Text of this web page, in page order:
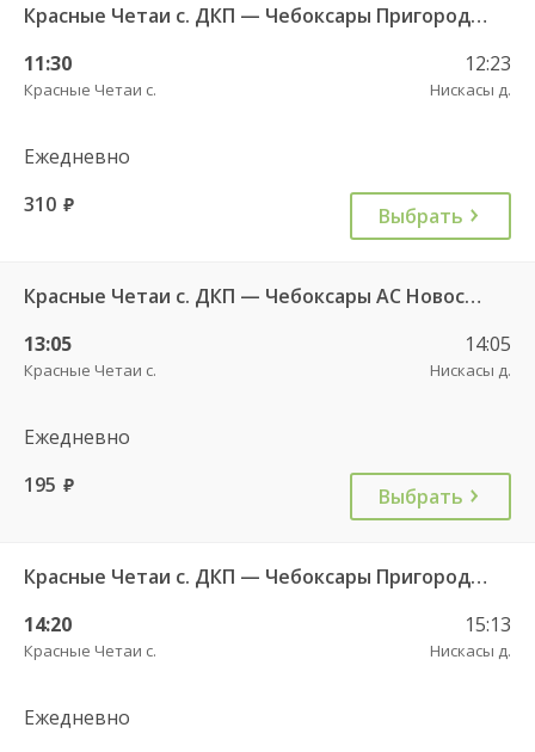
Красные Четаи с. ДКП — Чебоксары Пригородный АВ ч/з Нискасы д. 533
11:30
Красные Четаи с.
12:23
Нискасы д.
Ежедневно
310 руб. Выбрать
Красные Четаи с. ДКП — Чебоксары АС Новосельская ч/з Нискасы д. 714
13:05
Красные Четаи с.
14:05
Нискасы д.
Ежедневно
195 руб. Выбрать
Красные Четаи с. ДКП — Чебоксары Пригородный АВ ч/з Нискасы д. 533
14:20
Красные Четаи с.
15:13
Нискасы д.
Ежедневно